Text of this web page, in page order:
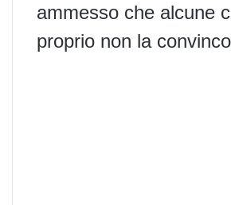
ammesso che alcune
proprio non la